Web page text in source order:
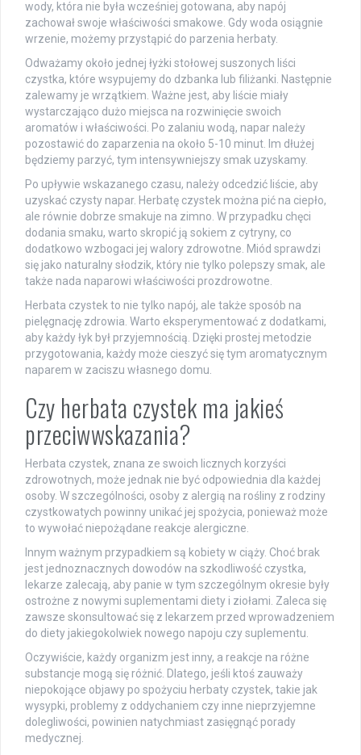
wody, która nie była wcześniej gotowana, aby napój
zachował swoje właściwości smakowe. Gdy woda osiągnie
wrzenie, możemy przystąpić do parzenia herbaty.
Odważamy około jednej łyżki stołowej suszonych liści
czystka, które wsypujemy do dzbanka lub filiżanki. Następnie
zalewamy je wrzątkiem. Ważne jest, aby liście miały
wystarczająco dużo miejsca na rozwinięcie swoich
aromatów i właściwości. Po zalaniu wodą, napar należy
pozostawić do zaparzenia na około 5-10 minut. Im dłużej
będziemy parzyć, tym intensywniejszy smak uzyskamy.
Po upływie wskazanego czasu, należy odcedzić liście, aby
uzyskać czysty napar. Herbatę czystek można pić na ciepło,
ale równie dobrze smakuje na zimno. W przypadku chęci
dodania smaku, warto skropić ją sokiem z cytryny, co
dodatkowo wzbogaci jej walory zdrowotne. Miód sprawdzi
się jako naturalny słodzik, który nie tylko polepszy smak, ale
także nada naparowi właściwości prozdrowotne.
Herbata czystek to nie tylko napój, ale także sposób na
pielęgnację zdrowia. Warto eksperymentować z dodatkami,
aby każdy łyk był przyjemnością. Dzięki prostej metodzie
przygotowania, każdy może cieszyć się tym aromatycznym
naparem w zaciszu własnego domu.
Czy herbata czystek ma jakieś
przeciwwskazania?
Herbata czystek, znana ze swoich licznych korzyści
zdrowotnych, może jednak nie być odpowiednia dla każdej
osoby. W szczególności, osoby z alergią na rośliny z rodziny
czystkowatych powinny unikać jej spożycia, ponieważ może
to wywołać niepożądane reakcje alergiczne.
Innym ważnym przypadkiem są kobiety w ciąży. Choć brak
jest jednoznacznych dowodów na szkodliwość czystka,
lekarze zalecają, aby panie w tym szczególnym okresie były
ostrożne z nowymi suplementami diety i ziołami. Zaleca się
zawsze skonsultować się z lekarzem przed wprowadzeniem
do diety jakiegokolwiek nowego napoju czy suplementu.
Oczywiście, każdy organizm jest inny, a reakcje na różne
substancje mogą się różnić. Dlatego, jeśli ktoś zauważy
niepokojące objawy po spożyciu herbaty czystek, takie jak
wysypki, problemy z oddychaniem czy inne nieprzyjemne
dolegliwości, powinien natychmiast zasięgnąć porady
medycznej.